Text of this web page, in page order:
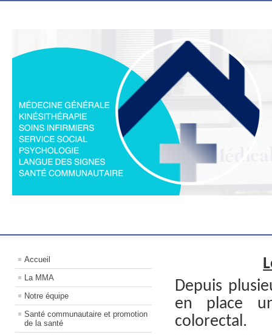
Accueil
La MMA
Notre équipe
Santé communautaire et promotion
de la santé
Depuis
en place
colorectal.